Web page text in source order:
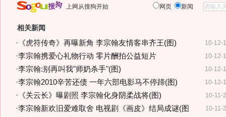
上网从搜狗开始 网页 新闻
相关新闻
10-12-
· 《虎符传奇》再曝新角 李宗翰友情客串齐王(图)
10-12-
·李宗翰携爱心礼物行动 零片酬拍公益短片
10-12-
·李宗翰:别再叫我"师奶杀手"(图)
10-12-
·李宗翰2010辛苦还债 一年六部电影马不停蹄(图)
10-11-
· 《关云长》曝剧照 李宗翰化身阴柔战将(图)
10-11-
·李宗翰新欢旧爱难取舍 电视剧《画皮》结局成谜(图